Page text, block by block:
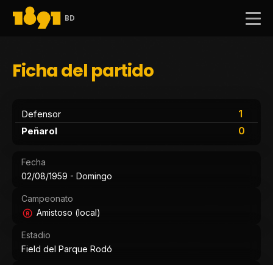
BD
Ficha del partido
Defensor
1
0
Peñarol
Fecha
02/08/1959 - Domingo
Campeonato
Amistoso (local)
Estadio
Field del Parque Rodó